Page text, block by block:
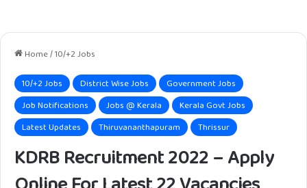
Home/10/+2 Jobs
10/+2 Jobs District Wise Jobs
Government Jobs
Job Notifications
Jobs @ Kerala
Kerala Govt Jobs
Latest Updates
Thiruvananthapuram Thrissur
KDRB Recruitment 2022 – Apply